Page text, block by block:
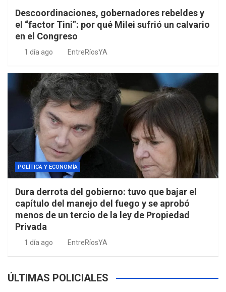
Descoordinaciones, gobernadores rebeldes y
el “factor Tini”: por qué Milei sufrió un calvario
en el Congreso
1 día ago EntreRíosYA
POLÍTICA Y ECONOMÍA
Dura derrota del gobierno: tuvo que bajar el
capítulo del manejo del fuego y se aprobó
menos de un tercio de la ley de Propiedad
Privada
1 día ago EntreRíosYA
ÚLTIMAS POLICIALES